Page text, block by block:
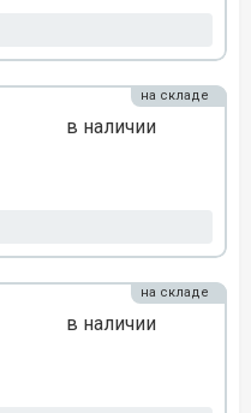
в наличии
на складе
в наличии
на складе